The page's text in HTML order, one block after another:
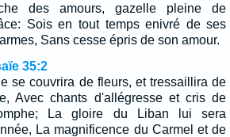
des amours, gazelle pleine de
Sois en tout temps enivré de ses
Sans cesse épris de son amour.
35:2
se couvrira de fleurs, et tressaillira de
Avec chants d'allégresse et cris de
La gloire du Liban lui sera
La magnificence du Carmel et de